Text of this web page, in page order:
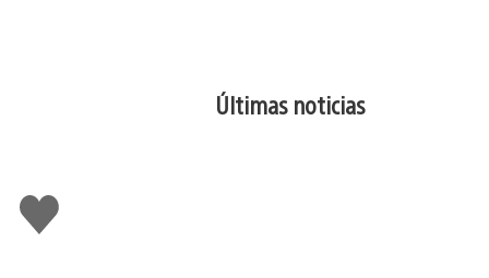
Me
gusta
Últimas noticias